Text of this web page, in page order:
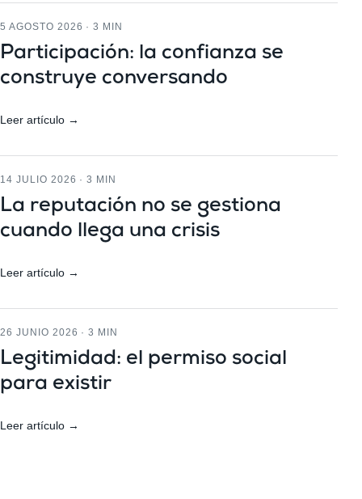
5 AGOSTO 2026 · 3 MIN
Participación: la confianza se
construye conversando
Leer artículo →
14 JULIO 2026 · 3 MIN
La reputación no se gestiona
cuando llega una crisis
Leer artículo →
26 JUNIO 2026 · 3 MIN
Legitimidad: el permiso social
para existir
Leer artículo →